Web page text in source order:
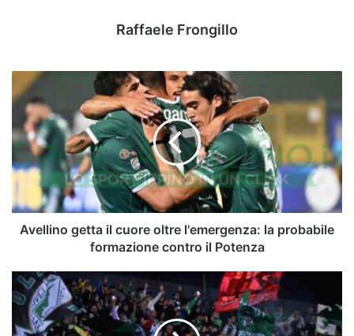
Raffaele Frongillo
Avellino
getta
cuore
oltre
l'emergenza:
la
probabile
formazione
contro
Avellino getta il cuore oltre l'emergenza: la probabile
formazione contro il Potenza
Avellino-
Potenza,
Partenio-
Lombardi